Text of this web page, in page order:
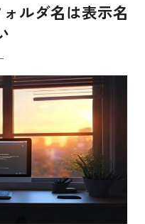
ルダ名は表示名